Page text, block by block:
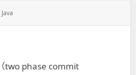
分
Java
two phase commit